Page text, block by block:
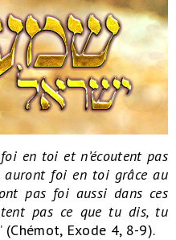
en toi et n’écoutent pas
foi en toi grâce au
pas foi aussi dans ces
pas ce que tu dis, tu
(Chémot, Exode 4, 8-9).